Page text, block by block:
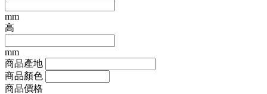
mm
高
mm
商品產地
商品顏色
商品價格